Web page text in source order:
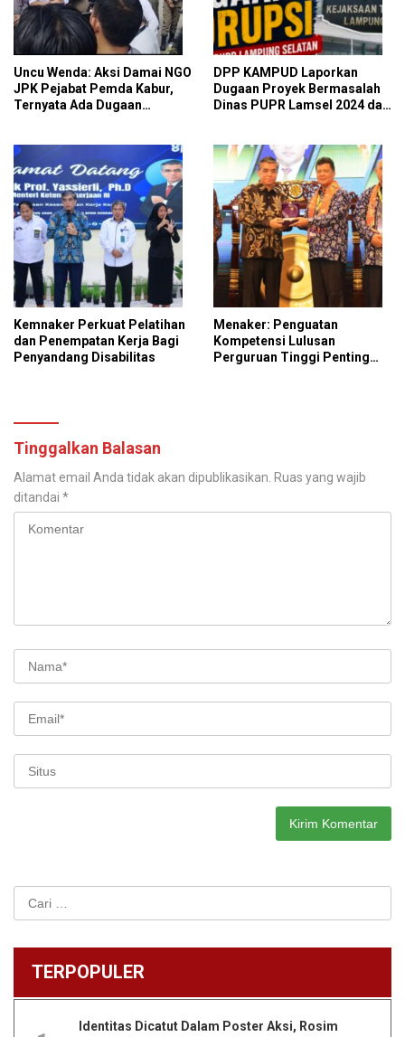
Uncu Wenda: Aksi Damai NGO
JPK Pejabat Pemda Kabur,
Ternyata Ada Dugaan
DPP KAMPUD Laporkan
Dugaan Proyek Bermasalah
Dinas PUPR Lamsel 2024 dan
Kemnaker Perkuat Pelatihan
dan Penempatan Kerja Bagi
Penyandang Disabilitas
Menaker: Penguatan
Kompetensi Lulusan
Perguruan Tinggi Penting
Tinggalkan Balasan
Alamat email Anda tidak akan dipublikasikan. Ruas yang wajib
ditandai *
Cari
untuk:
TERPOPULER
Identitas Dicatut Dalam Poster Aksi, Rosim